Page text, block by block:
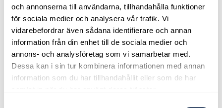
och annonserna till användarna, tillhandahålla funktioner
för sociala medier och analysera vår trafik. Vi
vidarebefordrar även sådana identifierare och annan
information från din enhet till de sociala medier och
annons- och analysföretag som vi samarbetar med.
Dessa kan i sin tur kombinera informationen med annan
information som du har tillhandahållit eller som de har